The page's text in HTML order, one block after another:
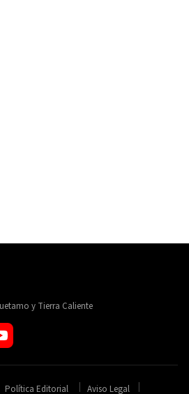
y Tierra Caliente
Política Editorial Aviso Legal